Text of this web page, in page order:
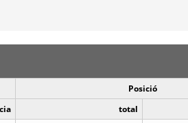
Posició
total